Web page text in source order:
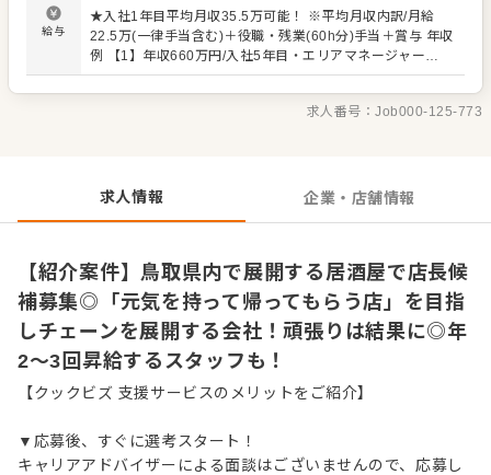
は、販促イベントやキャンペーンの企画なども含め、売上
に繋げていくことです。 全体のオペレーション改善なども
お任せしますので、あなたならではのアイデアを積極的に
の全体管理 ・予約管理、電話対応 ・接客、サービス全般
・売上管理、在庫管理 ・スタッフの育成やマネジメント、
てスタートできる環境です。 ゆくゆくはさらにステップア
ップなどめざせます。
給与
★入社1年目平均月収35.5万可能！ ※平均月収内訳/月給
22.5万(一律手当含む)＋役職・残業(60h分)手当＋賞与 年収
例 【1】年収660万円/入社5年目・エリアマネージャー
【2】年収510万円/入社3年目・店代 【3】年収426万円/入
社1年目 ※月給22万5000円+賞与+役職手当＋残業手当 ※
飲食業界の経験者の場合、前職年収を考慮 【試用期間】 3
求人番号：Job000-125-773
求人情報 企業・店舗情報
【紹介案件】鳥取県内で展開する居酒屋で店長候
補募集◎「元気を持って帰ってもらう店」を目指
しチェーンを展開する会社！頑張りは結果に◎年
2～3回昇給するスタッフも！
【クックビズ 支援サービスのメリットをご紹介】
▼応募後、すぐに選考スタート！
キャリアアドバイザーによる面談はございませんので、応募し